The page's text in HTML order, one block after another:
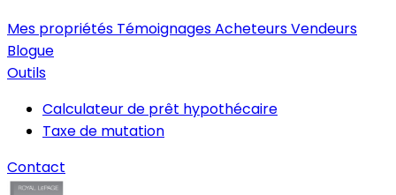
Mes propriétés TémoignagesAcheteursVendeurs
Blogue
Outils
Calculateur de prêt hypothécaire
Taxe de mutation
Contact